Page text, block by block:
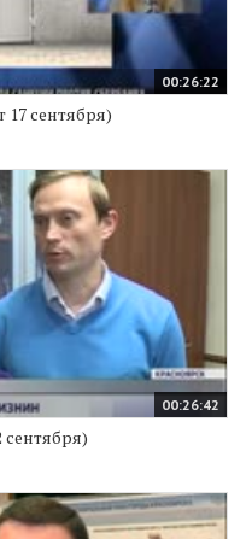
00:26:22
сентября)
00:26:42
сентября)